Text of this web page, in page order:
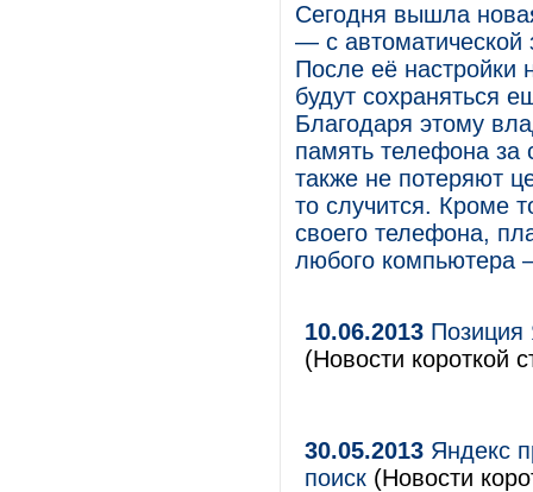
Сегодня вышла
— с автоматической
После её
будут сохраняться
Благодаря этому
память телефона за
также не потеряют
то случится. Кроме
своего телефона,
любого компьютера
10.06.2013 Позиция
(Новости короткой
30.05.2013 Яндекс
поиск (Новости